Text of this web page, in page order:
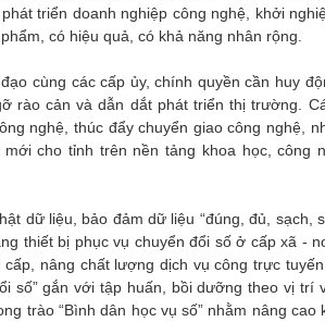
triển doanh nghiệp công nghệ, khởi
có hiệu quả, có khả năng nhân rộng.
cùng các cấp ủy, chính quyền cần huy
rào cản và dẫn dắt phát triển thị trường.
nghệ, thúc đẩy chuyển giao công nghệ,
cho tỉnh trên nền tảng khoa học, công
dữ liệu, bảo đảm dữ liệu “đúng, đủ, sạch,
thiết bị phục vụ chuyển đổi số ở cấp xã -
nâng chất lượng dịch vụ công trực
số” gắn với tập huấn, bồi dưỡng theo vị trí
trào “Bình dân học vụ số” nhằm nâng cao